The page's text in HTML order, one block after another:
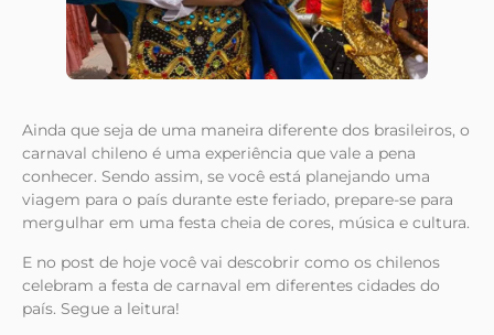
Ainda que seja de uma maneira diferente dos brasileiros, o
carnaval chileno é uma experiência que vale a pena
conhecer. Sendo assim, se você está planejando uma
viagem para o país durante este feriado, prepare-se para
mergulhar em uma festa cheia de cores, música e cultura.
E no post de hoje você vai descobrir como os chilenos
celebram a festa de carnaval em diferentes cidades do
país. Segue a leitura!